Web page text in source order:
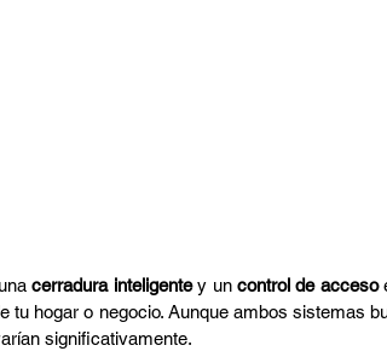
cerradura inteligente y un control de acceso
tu hogar o negocio. Aunque ambos sistemas
significativamente.